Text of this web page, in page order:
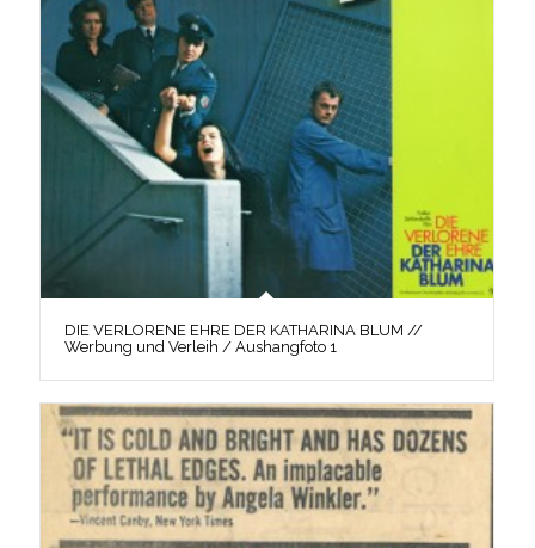
DIE VERLORENE EHRE DER KATHARINA BLUM //
Werbung und Verleih / Aushangfoto 1